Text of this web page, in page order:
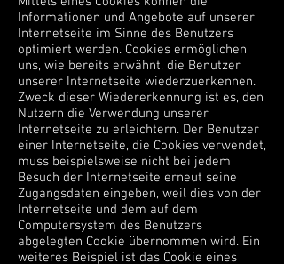
Informationen und Angebote auf unserer
Internetseite im Sinne des Benutzers
optimiert werden. Cookies ermöglichen
uns, wie bereits erwähnt, die Benutzer
unserer Internetseite wiederzuerkennen.
Zweck dieser Wiedererkennung ist es, den
Nutzern die Verwendung unserer
Internetseite zu erleichtern. Der Benutzer
einer Internetseite, die Cookies verwendet,
muss beispielsweise nicht bei jedem
Besuch der Internetseite erneut seine
Zugangsdaten eingeben, weil dies von der
Internetseite und dem auf dem
Computersystem des Benutzers
abgelegten Cookie übernommen wird. Ein
weiteres Beispiel ist das Cookie eines